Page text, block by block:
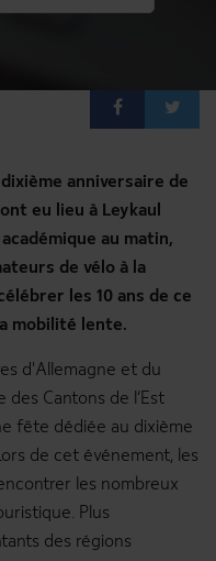
anniversaire de
eu lieu à Leykaul
au matin,
de vélo à la
les 10 ans de ce
mobilité lente.
d'Allemagne et du
des Cantons de l’Est
fête dédiée au dixième
de cet événement, les
les nombreux
Plus
des régions